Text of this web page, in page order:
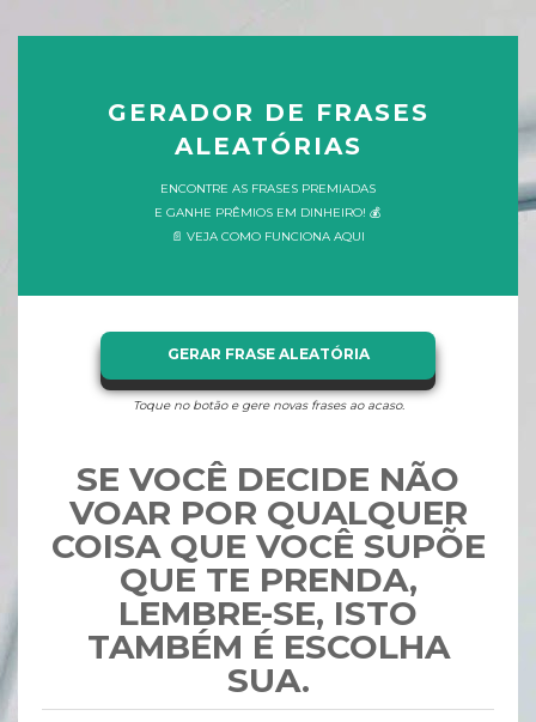
GERADOR DE FRASES
ALEATÓRIAS
ENCONTRE AS FRASES PREMIADAS
E GANHE PRÊMIOS EM DINHEIRO! 💰
📄 VEJA COMO FUNCIONA AQUI
GERAR FRASE ALEATÓRIA
Toque no botão e gere novas frases ao acaso.
SE VOCÊ DECIDE NÃO
VOAR POR QUALQUER
COISA QUE VOCÊ SUPÕE
QUE TE PRENDA,
LEMBRE-SE, ISTO
TAMBÉM É ESCOLHA
SUA.